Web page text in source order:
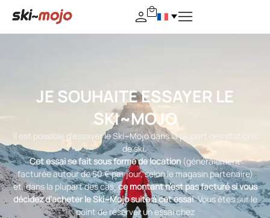
JE SOUHAITE ESSAYER LE
SKI~MOJO
Il est possible d’essayer le Ski~Mojo dans la plupart des stations
de ski.
Cet essai se fait sous forme de location (généralement
facturée autour de 50 € par jour, selon le magasin partenaire)
et, dans la plupart des cas,ce montant n’est pas facturé si vous
décidez d’acheter le Ski~Mojo suite à cet essai. Vous êtes sur le
point de réserver un essai chez